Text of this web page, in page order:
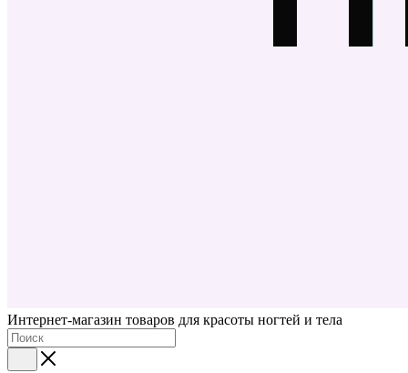
Интернет-магазин товаров для красоты ногтей и тела